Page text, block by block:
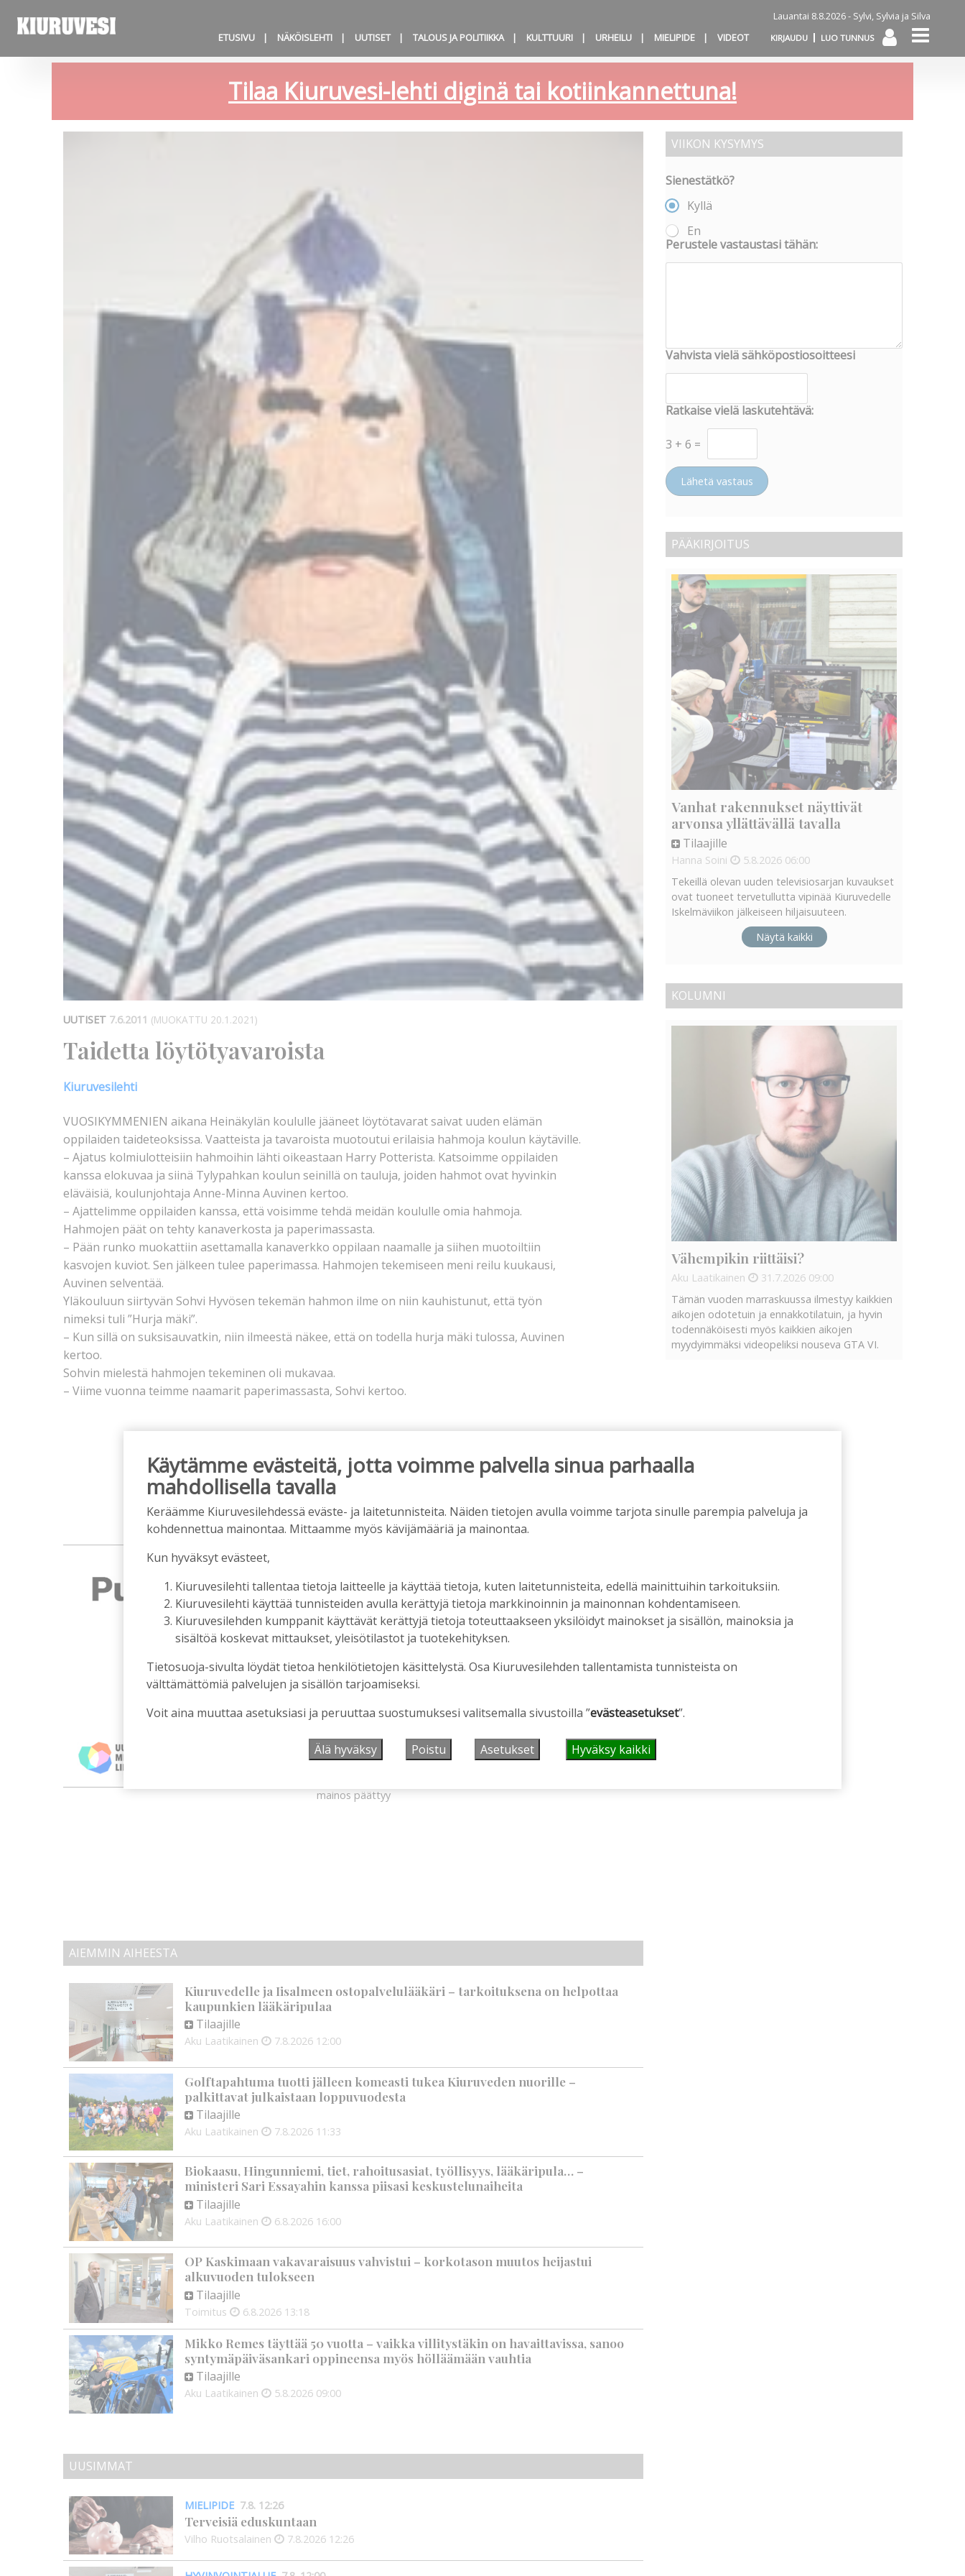
Lauantai 8.8.2026 - Sylvi, Sylvia ja Silva
ETUSIVU
NÄKÖISLEHTI UUTISET TALOUS JA POLITIIKKA KULTTUURI URHEILU MIELIPIDE VIDEOT KIRJAUDU LUO TUNNUS
Tilaa Kiuruvesi-lehti diginä tai kotiinkannettuna!
UUTISET 7.6.2011 (MUOKATTU 20.1.2021)
Taidetta löytötyavaroista
Kiuruvesilehti
VUOSIKYMMENIEN aikana Heinäkylän koululle jääneet löytötavarat saivat uuden elämän
oppilaiden taideteoksissa. Vaatteista ja tavaroista muotoutui erilaisia hahmoja koulun käytäville.
– Ajatus kolmiulotteisiin hahmoihin lähti oikeastaan Harry Potterista. Katsoimme oppilaiden
kanssa elokuvaa ja siinä Tylypahkan koulun seinillä on tauluja, joiden hahmot ovat hyvinkin
eläväisiä, koulunjohtaja Anne-Minna Auvinen kertoo.
– Ajattelimme oppilaiden kanssa, että voisimme tehdä meidän koululle omia hahmoja.
Hahmojen päät on tehty kanaverkosta ja paperimassasta.
– Pään runko muokattiin asettamalla kanaverkko oppilaan naamalle ja siihen muotoiltiin
kasvojen kuviot. Sen jälkeen tulee paperimassa. Hahmojen tekemiseen meni reilu kuukausi,
Auvinen selventää.
Yläkouluun siirtyvän Sohvi Hyvösen tekemän hahmon ilme on niin kauhistunut, että työn
nimeksi tuli ”Hurja mäki”.
– Kun sillä on suksisauvatkin, niin ilmeestä näkee, että on todella hurja mäki tulossa, Auvinen
kertoo.
Sohvin mielestä hahmojen tekeminen oli mukavaa.
– Viime vuonna teimme naamarit paperimassasta, Sohvi kertoo.
mainos alkaa
mainos päättyy
AIEMMIN AIHEESTA
Kiuruvedelle ja Iisalmeen ostopalvelulääkäri – tarkoituksena on helpottaa
kaupunkien lääkäripulaa
Tilaajille
Aku Laatikainen 7.8.2026 12:00
Golftapahtuma tuotti jälleen komeasti tukea Kiuruveden nuorille –
palkittavat julkaistaan loppuvuodesta
Tilaajille
Aku Laatikainen 7.8.2026 11:33
Biokaasu, Hingunniemi, tiet, rahoitusasiat, työllisyys, lääkäripula… –
ministeri Sari Essayahin kanssa piisasi keskustelunaiheita
Tilaajille
Aku Laatikainen 6.8.2026 16:00
OP Kaskimaan vakavaraisuus vahvistui – korkotason muutos heijastui
alkuvuoden tulokseen
Tilaajille
Toimitus 6.8.2026 13:18
Mikko Remes täyttää 50 vuotta – vaikka villitystäkin on havaittavissa, sanoo
syntymäpäiväsankari oppineensa myös hölläämään vauhtia
Tilaajille
Aku Laatikainen 5.8.2026 09:00
UUSIMMAT
MIELIPIDE 7.8. 12:26
Terveisiä eduskuntaan
Vilho Ruotsalainen 7.8.2026 12:26
VIIKON KYSYMYS
Sienestätkö?
Kyllä
En
Perustele vastaustasi tähän:
Vahvista vielä sähköpostiosoitteesi
Ratkaise vielä laskutehtävä:
3 + 6 =
Lähetä vastaus
PÄÄKIRJOITUS
Vanhat rakennukset näyttivät
arvonsa yllättävällä tavalla
Tilaajille
Hanna Soini 5.8.2026 06:00
Tekeillä olevan uuden televisiosarjan kuvaukset
ovat tuoneet tervetullutta vipinää Kiuruvedelle
Iskelmäviikon jälkeiseen hiljaisuuteen.
Näytä kaikki
KOLUMNI
Vähempikin riittäisi?
Aku Laatikainen 31.7.2026 09:00
Tämän vuoden marraskuussa ilmestyy kaikkien
aikojen odotetuin ja ennakkotilatuin, ja hyvin
todennäköisesti myös kaikkien aikojen
myydyimmäksi videopeliksi nouseva GTA VI.
Käytämme evästeitä, jotta voimme palvella sinua parhaalla
mahdollisella tavalla
Keräämme Kiuruvesilehdessä eväste- ja laitetunnisteita. Näiden tietojen avulla voimme tarjota sinulle parempia palveluja ja
kohdennettua mainontaa. Mittaamme myös kävijämääriä ja mainontaa.
Kun hyväksyt evästeet,
Kiuruvesilehti tallentaa tietoja laitteelle ja käyttää tietoja, kuten laitetunnisteita, edellä mainittuihin tarkoituksiin.
Kiuruvesilehti käyttää tunnisteiden avulla kerättyjä tietoja markkinoinnin ja mainonnan kohdentamiseen.
Kiuruvesilehden kumppanit käyttävät kerättyjä tietoja toteuttaakseen yksilöidyt mainokset ja sisällön, mainoksia ja
sisältöä koskevat mittaukset, yleisötilastot ja tuotekehityksen.
Tietosuoja-sivulta löydät tietoa henkilötietojen käsittelystä. Osa Kiuruvesilehden tallentamista tunnisteista on
välttämättömiä palvelujen ja sisällön tarjoamiseksi.
Voit aina muuttaa asetuksiasi ja peruuttaa suostumuksesi valitsemalla sivustoilla ”evästeasetukset”.
Älä hyväksy Poistu Asetukset Hyväksy kaikki